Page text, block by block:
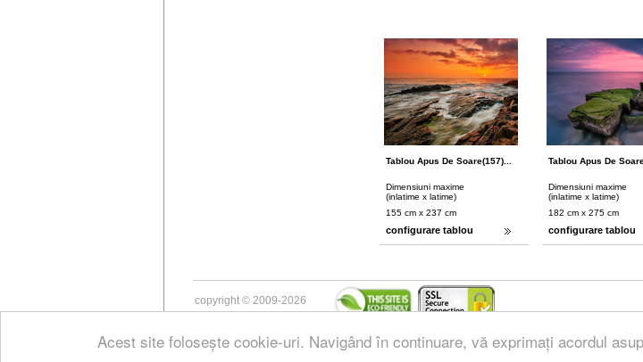
Acest site folosește cookie-uri. Navigând în continuare, vă exprimați acordul
Tablou Apus De Soare(157)...
Dimensiuni maxime
(inlatime x latime)
155 cm x 237 cm
configurare tablou
Tablou Apus De
Dimensiuni maxime
(inlatime x latime)
182 cm x 275 cm
configurare tablou
copyright © 2009-2026